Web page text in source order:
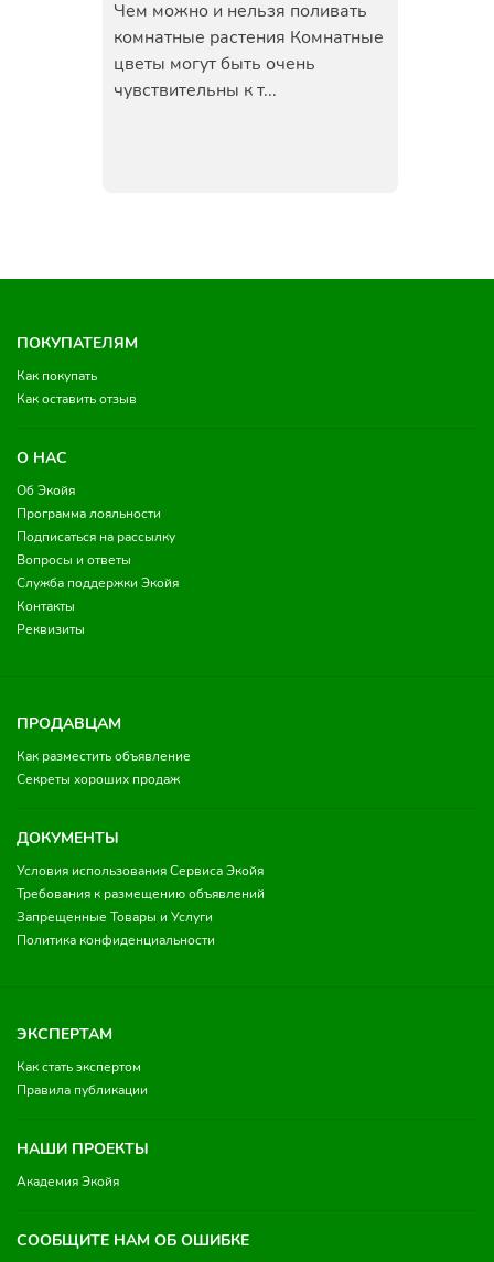
Чем можно и нельзя поливать
комнатные растения Комнатные
цветы могут быть очень
чувствительны к т...
ПОКУПАТЕЛЯМ
Как покупать
Как оставить отзыв
О НАС
Об Экойя
Программа лояльности
Подписаться на рассылку
Вопросы и ответы
Служба поддержки Экойя
Контакты
Реквизиты
ПРОДАВЦАМ
Как разместить объявление
Секреты хороших продаж
ДОКУМЕНТЫ
Условия использования Сервиса Экойя
Требования к размещению объявлений
Запрещенные Товары и Услуги
Политика конфиденциальности
ЭКСПЕРТАМ
Как стать экспертом
Правила публикации
НАШИ ПРОЕКТЫ
Академия Экойя
СООБЩИТЕ НАМ ОБ ОШИБКЕ